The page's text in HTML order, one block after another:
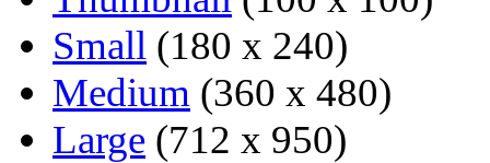
Small (180 x 240)
Medium (360 x 480)
Large (712 x 950)